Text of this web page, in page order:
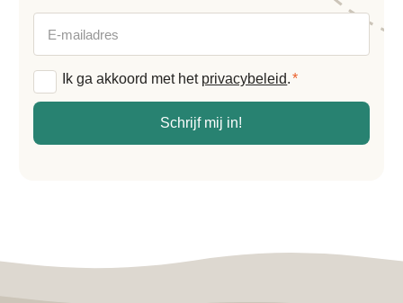
mailadres
Algemene
voorwaarden*
Ik ga akkoord met het privacybeleid.*
Schrijf mij in!